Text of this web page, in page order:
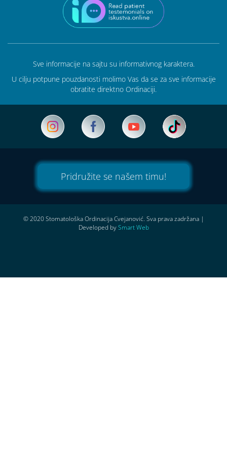
Sve informacije na sajtu su informativnog karaktera.
U cilju potpune pouzdanosti molimo Vas da se za sve informacije
obratite direktno Ordinaciji.
Pridružite se našem timu!
© 2020 Stomatološka Ordinacija Cvejanović. Sva prava zadržana |
Developed bySmart Web